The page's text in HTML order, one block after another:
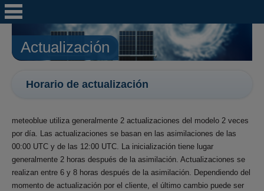
Actualización
Horario de actualización
meteoblue utiliza generalmente 2 actualizaciones del modelo 2 veces
por día. Las actualizaciones se basan en las asimilaciones de las
00:00 UTC y de las 12:00 UTC. La inicialización tiene lugar
generalmente 2 horas después de la asimilación. Actualizaciones se
realizan entre 6 y 8 horas después de la asimilación. Dependiendo del
momento de actualización por el cliente, el último cambio puede ser